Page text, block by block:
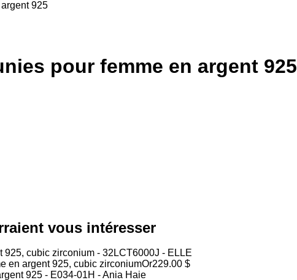
pour femme en argent 925
vous intéresser
en argent 925, cubic zirconiumOr229.00 $